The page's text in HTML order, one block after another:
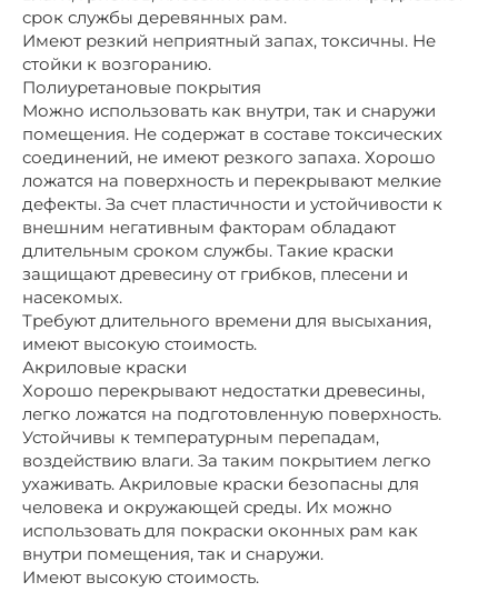
срок службы деревянных рам.
Имеют резкий неприятный запах, токсичны. Не
стойки к возгоранию.
Полиуретановые покрытия
Можно использовать как внутри, так и снаружи
помещения. Не содержат в составе токсических
соединений, не имеют резкого запаха. Хорошо
ложатся на поверхность и перекрывают мелкие
дефекты. За счет пластичности и устойчивости к
внешним негативным факторам обладают
длительным сроком службы. Такие краски
защищают древесину от грибков, плесени и
насекомых.
Требуют длительного времени для высыхания,
имеют высокую стоимость.
Акриловые краски
Хорошо перекрывают недостатки древесины,
легко ложатся на подготовленную поверхность.
Устойчивы к температурным перепадам,
воздействию влаги. За таким покрытием легко
ухаживать. Акриловые краски безопасны для
человека и окружающей среды. Их можно
использовать для покраски оконных рам как
внутри помещения, так и снаружи.
Имеют высокую стоимость.